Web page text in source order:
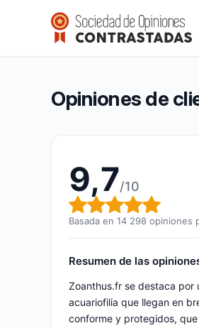
Zoanthus.fr
Calificación global: 9,7 de 10
9,7/10(14 298
Opiniones de
9,7/10
Calificación
Basada en 14 298 opiniones
Resumen de las
Zoanthus.fr se destaca por
acuariofilia que llegan en
conforme y protegidos,